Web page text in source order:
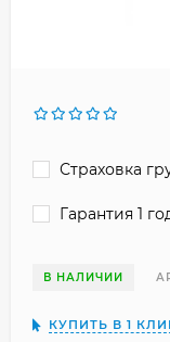
Страховка
Гарантия 1
В НАЛИЧИИ
КУПИТЬ В 1